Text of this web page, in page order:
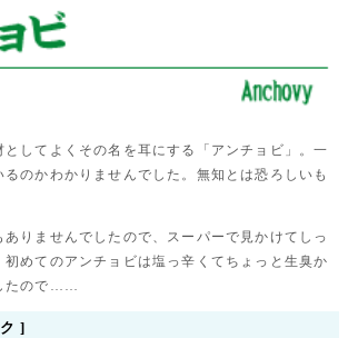
してよくその名を耳にする「アンチョビ」。一
のかわかりませんでした。無知とは恐ろしいも
ありませんでしたので、スーパーで見かけてしっ
めてのアンチョビは塩っ辛くてちょっと生臭か
たので……
]